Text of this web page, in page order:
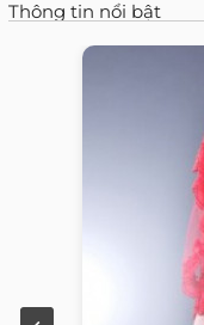
Thông tin nổi bật